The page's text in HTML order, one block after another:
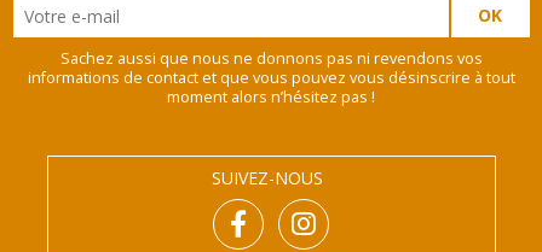
Sachez aussi que nous ne donnons pas ni revendons vos
informations de contact et que vous pouvez vous désinscrire à tout
moment alors n’hésitez pas !
SUIVEZ-NOUS